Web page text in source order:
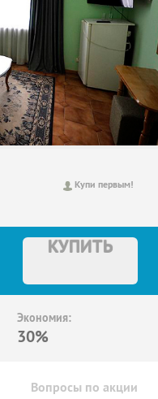
Купи первым!
КУПИТЬ
Экономия:
30%
Вопросы по акции